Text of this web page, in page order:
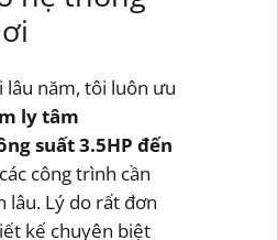
lâu năm, tôi luôn ưu
ly tâm
suất 3.5HP đến
công trình cần
lâu. Lý do rất đơn
kế chuyên biệt